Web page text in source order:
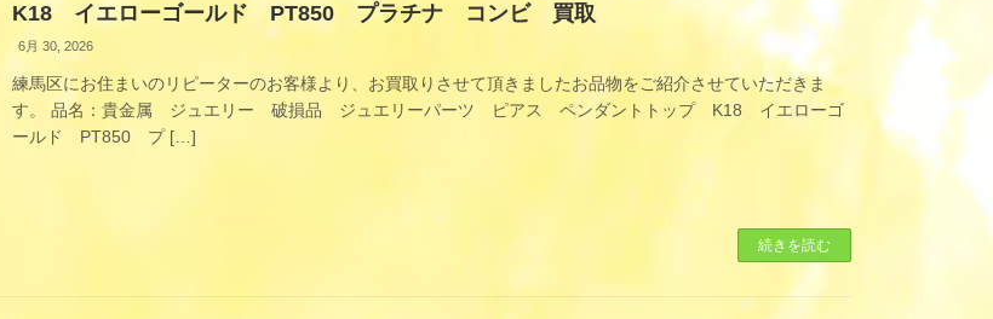
K18 イエローゴールド PT850 プラチナ コンビ 買取
6月 30, 2026
練馬区にお住まいのリピーターのお客様より、お買取りさせて頂きましたお品物をご紹介させていただきま
す。 品名：貴金属 ジュエリー 破損品 ジュエリーパーツ ピアス ペンダントトップ K18 イエローゴ
ールド PT850 プ […]
続きを読む